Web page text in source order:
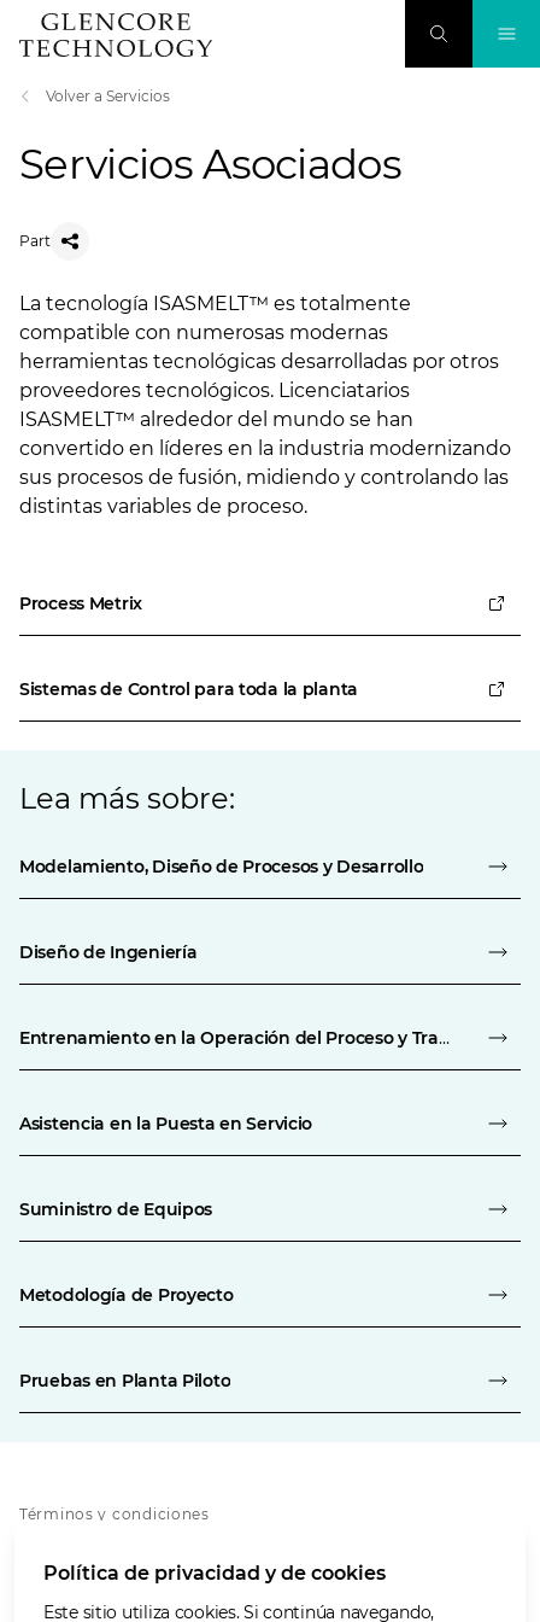
Volver a Servicios
Servicios Asociados
Part
La tecnología ISASMELT™ es totalmente
compatible con numerosas modernas
herramientas tecnológicas desarrolladas por otros
proveedores tecnológicos. Licenciatarios
ISASMELT™ alrededor del mundo se han
convertido en líderes en la industria modernizando
sus procesos de fusión, midiendo y controlando las
distintas variables de proceso.
Process Metrix
Sistemas de Control para toda la planta
Lea más sobre:
Modelamiento, Diseño de Procesos y Desarrollo
Diseño de Ingeniería
Entrenamiento en la Operación del Proceso y Transferencia de Tecnología
Asistencia en la Puesta en Servicio
Suministro de Equipos
Metodología de Proyecto
Pruebas en Planta Piloto
Términos y condiciones
Política de cookies
Accesibilidad
Política de privacidad y de cookies
Este sitio utiliza cookies. Si continúa navegando,